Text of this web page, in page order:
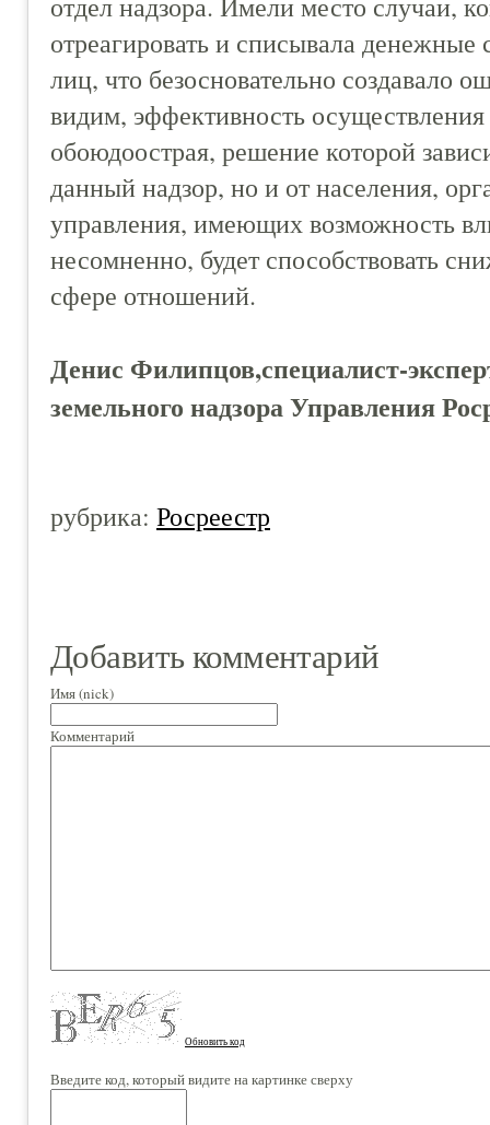
отреагировать и списывала денежные
лиц, что безосновательно создавало
видим, эффективность
обоюдоострая, решение которой
данный надзор, но и от населения,
управления, имеющих возможность
несомненно, будет способствовать
сфере отношений.
Денис Филипцов,специалист-
земельного надзора Управления
рубрика: Росреестр
Добавить комментарий
Имя (nick)
Комментарий
Обновить код
Введите код, который видите на картинке сверху